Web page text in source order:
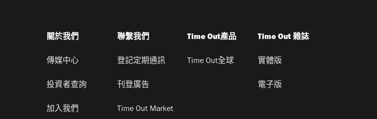
關於我們
傳媒中心
投資者查詢
加入我們
聯繫我們
登記定期通訊
刊登廣告
Time Out Market
Time Out產品
Time Out全球
Time Out 雜誌
實體版
電子版